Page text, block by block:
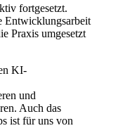
fortgesetzt.
Entwicklungsarbeit
Praxis umgesetzt
KI-
und
Auch das
ist für uns von